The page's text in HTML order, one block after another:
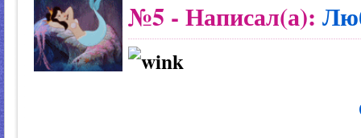
№5 - Написал(а):